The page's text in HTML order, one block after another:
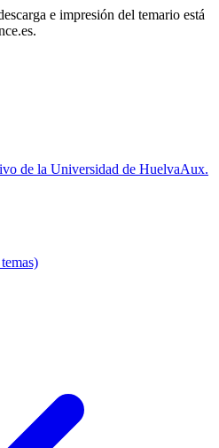
e impresión del temario está
de la Universidad de HuelvaAux.